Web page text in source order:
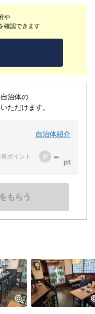
や
確認できます
治体の
ただけます。
自治体紹介
ポイント -
もらう
生or蒸し＞で食べるの
出汁が効いた＜モツ煮
しい料理とお酒を楽し
間をお過ごしくださ